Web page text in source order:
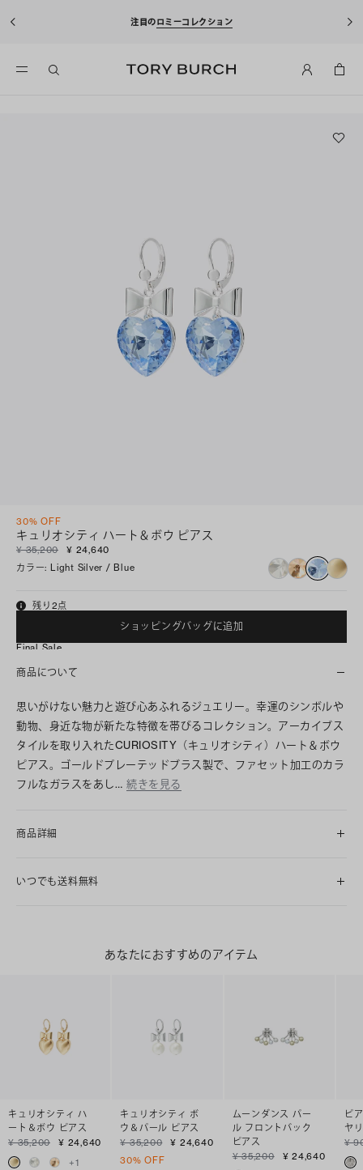
注目のロミーコレクション
30% OFF
キュリオシティ ハート＆ボウ ピアス
¥ 35,200
¥ 24,640
カラー: Light Silver / Blue
残り2点
ショッピングバッグに追加
Final Sale
商品について
思いがけない魅力と遊び心あふれるジュエリー。幸運のシンボルや
動物、身近な物が新たな特徴を帯びるコレクション。アーカイブス
タイルを取り入れたCURIOSITY（キュリオシティ）ハート＆ボウ
ピアス。ゴールドプレーテッドブラス製で、ファセット加工のカラ
フルなガラスをあし… 続きを見る
商品詳細
いつでも送料無料
あなたにおすすめのアイテム
キュリオシティ ハ
ート＆ボウ ピアス
¥ 35,200
¥ 24,640
+1
キュリオシティ ボ
ウ＆パール ピアス
¥ 35,200
¥ 24,640
30% OFF
ムーンダンス パー
ル フロントバック
ピアス
¥ 35,200
¥ 24,640
ピ
ヤ
¥